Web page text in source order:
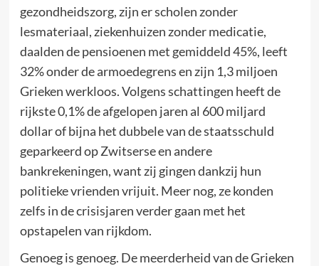
gezondheidszorg, zijn er scholen zonder
lesmateriaal, ziekenhuizen zonder medicatie,
daalden de pensioenen met gemiddeld 45%, leeft
32% onder de armoedegrens en zijn 1,3 miljoen
Grieken werkloos. Volgens schattingen heeft de
rijkste 0,1% de afgelopen jaren al 600 miljard
dollar of bijna het dubbele van de staatsschuld
geparkeerd op Zwitserse en andere
bankrekeningen, want zij gingen dankzij hun
politieke vrienden vrijuit. Meer nog, ze konden
zelfs in de crisisjaren verder gaan met het
opstapelen van rijkdom.
Genoeg is genoeg. De meerderheid van de Grieken